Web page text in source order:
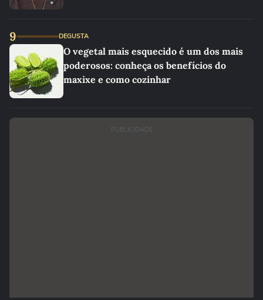
9 DEGUSTA
O vegetal mais esquecido é um dos mais
poderosos: conheça os benefícios do
maxixe e como cozinhar
PUBLICIDADE